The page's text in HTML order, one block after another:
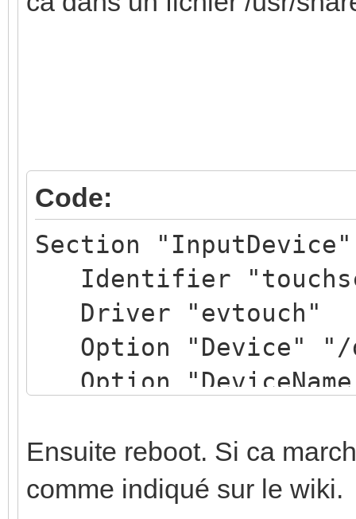
Code:
Section "InputDevice"
Identifier
Driver "evtouch"
Option "Device" "/
Option
Option
Option
Ensuite reboot. Si ca
comme indiqué sur le wiki.